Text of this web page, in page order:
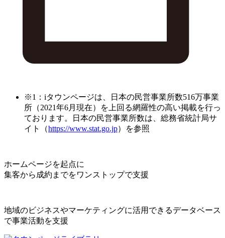
※1：iタウンページは、日本の民営事業所数516万事業
所（2021年6月現在）を上回る網羅性の高い掲載を行っ
ております。日本の民営事業所数は、総務省統計局サ
イト（https://www.stat.go.jp）を参照
ホームページを起点に
集客から成約までをワンストップで支援
地域のビジネスやマーケティングに活用できるデータベース
で事業活動を支援